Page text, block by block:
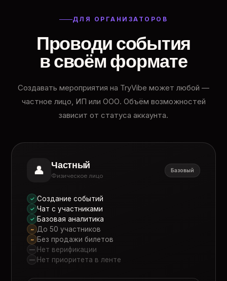
ДЛЯ ОРГАНИЗАТОРОВ
Проводи события
в своём формате
Создавать мероприятия на TryVibe может любой —
частное лицо, ИП или ООО. Объём возможностей
зависит от статуса аккаунта.
👤 Частный
Физическое лицо
Базовый
✓ Создание событий
✓ Чат с участниками
✓ Базовая аналитика
~ До 50 участников
~ Без продажи билетов
— Нет верификации
— Нет приоритета в ленте